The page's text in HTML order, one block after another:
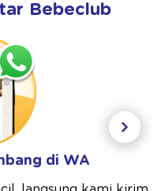
Bebeclub
di WA